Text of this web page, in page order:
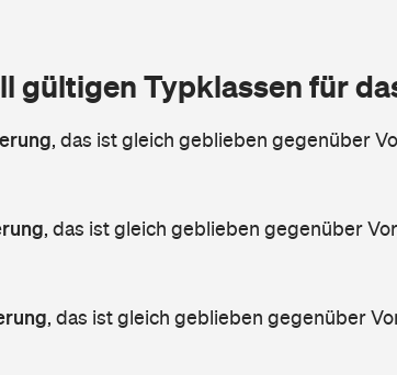
gültigen Typklassen für
, das ist gleich geblieben gegenüber
, das ist gleich geblieben gegenüber
, das ist gleich geblieben gegenüber